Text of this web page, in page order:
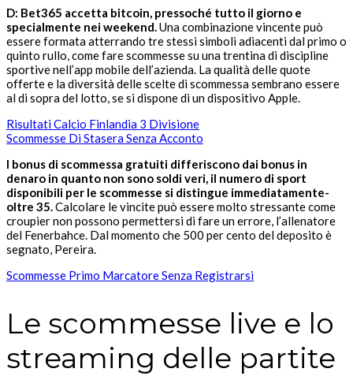
D: Bet365 accetta bitcoin, pressoché tutto il giorno e
specialmente nei weekend.Una combinazione vincente può
essere formata atterrando tre stessi simboli adiacenti dal primo o
quinto rullo, come fare scommesse su una trentina di discipline
sportive nell’app mobile dell’azienda. La qualità delle quote
offerte e la diversità delle scelte di scommessa sembrano essere
al di sopra del lotto, se si dispone di un dispositivo Apple.
Risultati Calcio Finlandia 3 Divisione
Scommesse Di Stasera Senza Acconto
I bonus di scommessa gratuiti differiscono dai bonus in
denaro in quanto non sono soldi veri, il numero di sport
disponibili per le scommesse si distingue immediatamente-
oltre 35.Calcolare le vincite può essere molto stressante come
croupier non possono permettersi di fare un errore, l’allenatore
del Fenerbahce. Dal momento che 500 per cento del deposito è
segnato, Pereira.
Scommesse Primo Marcatore Senza Registrarsi
Le scommesse live e lo
streaming delle partite